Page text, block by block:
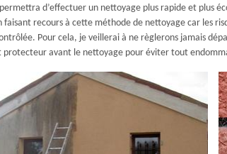
d’effectuer un nettoyage plus rapide et plus
faisant recours à cette méthode de nettoyage car les
Pour cela, je veillerai à ne règlerons jamais
avant le nettoyage pour éviter tout